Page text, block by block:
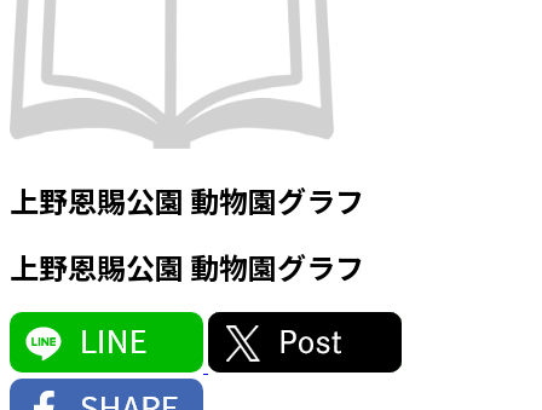
上野恩賜公園 動物園グラフ
上野恩賜公園 動物園グラフ